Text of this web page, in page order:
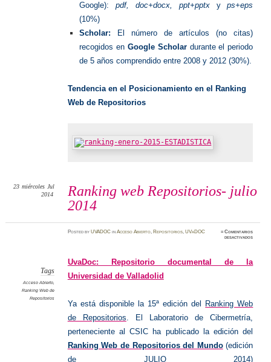
Google):pdf, doc+docx, ppt+pptx yps+eps
(10%)
Scholar: El número de artículos (no citas)
recogidos en Google Scholardurante el periodo
de 5 años comprendido entre 2008 y 2012 (30%).
Tendencia en el Posicionamiento en el Ranking
Web de Repositorios
Ranking web Repositorios- julio
2014
23 miércoles Jul
2014
PostedbyUVADOC inAcceso Abierto, Repositorios,UVaDOC ≈Comentarios
desactivadosen
2014
Tags
Acceso Abierto,
Ranking Web de
Repositorios
UvaDoc: Repositorio documental de la
Universidad de Valladolid
Ya está disponible la 15ª edición del
Ranking Web
de Repositorios.
El Laboratorio de Cibermetría,
perteneciente al CSIC ha publicado la edición del
Ranking Web de Repositorios del Mundo(edición
de JULIO 2014)